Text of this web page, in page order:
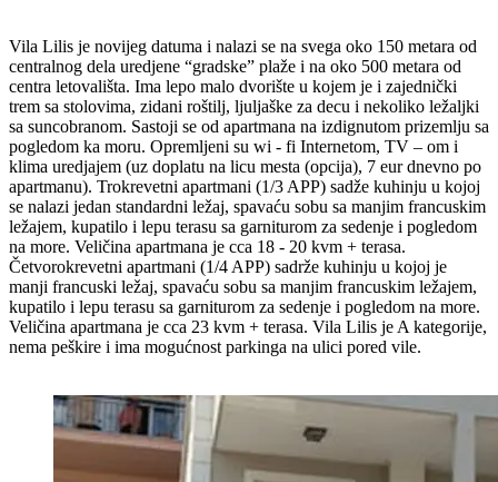
Vila Lilis je novijeg datuma i nalazi se na svega oko 150 metara od
centralnog dela uredjene “gradske” plaže i na oko 500 metara od
centra letovališta. Ima lepo malo dvorište u kojem je i zajednički
trem sa stolovima, zidani roštilj, ljuljaške za decu i nekoliko ležaljki
sa suncobranom. Sastoji se od apartmana na izdignutom prizemlju sa
pogledom ka moru. Opremljeni su wi - fi Internetom, TV – om i
klima uredjajem (uz doplatu na licu mesta (opcija), 7 eur dnevno po
apartmanu). Trokrevetni apartmani (1/3 APP) sadže kuhinju u kojoj
se nalazi jedan standardni ležaj, spavaću sobu sa manjim francuskim
ležajem, kupatilo i lepu terasu sa garniturom za sedenje i pogledom
na more. Veličina apartmana je cca 18 - 20 kvm + terasa.
Četvorokrevetni apartmani (1/4 APP) sadrže kuhinju u kojoj je
manji francuski ležaj, spavaću sobu sa manjim francuskim ležajem,
kupatilo i lepu terasu sa garniturom za sedenje i pogledom na more.
Veličina apartmana je cca 23 kvm + terasa. Vila Lilis je A kategorije,
nema peškire i ima mogućnost parkinga na ulici pored vile.